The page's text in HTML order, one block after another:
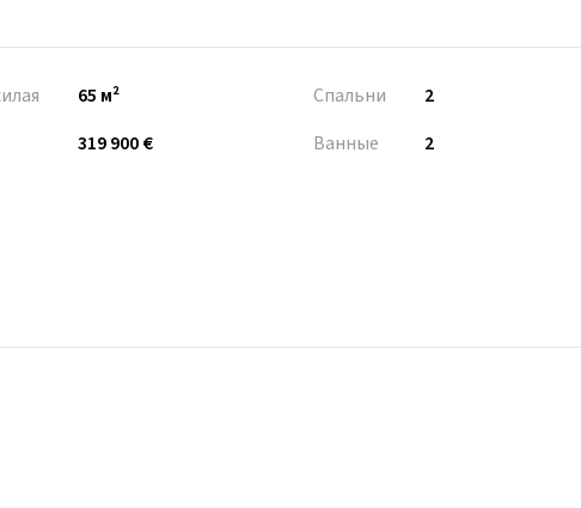
65 м²
319 900 €
Спальни
2
Ванные
2